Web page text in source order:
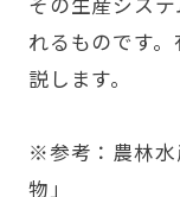
れるものです
説します。
※参考：農林水
物」